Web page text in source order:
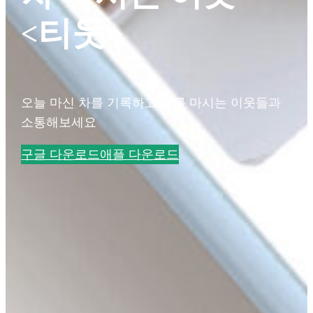
<티웃>
오늘 마신 차를 기록하고 차를 마시는 이웃들과
소통해보세요
구글 다운로드애플 다운로드